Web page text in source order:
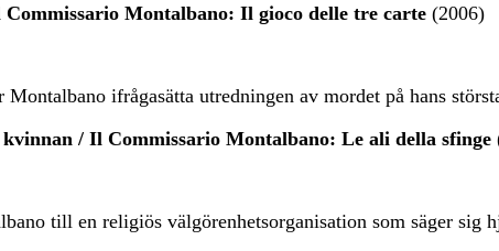
Montalbano: Il gioco delle tre carte (2006)
ifrågasätta utredningen av mordet på hans
/ Il Commissario Montalbano: Le ali della sfinge
till en religiös välgörenhetsorganisation som säger